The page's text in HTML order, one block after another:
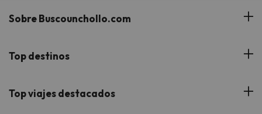
Sobre Buscounchollo.com
¿Quiénes somos?
Buscounchollo en los medios
Top destinos
Hoteles Andalucía
Top viajes destacados